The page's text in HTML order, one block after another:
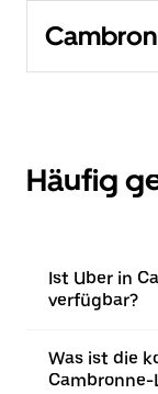
Häufig
Ist Uber in
verfügbar?
Was ist die